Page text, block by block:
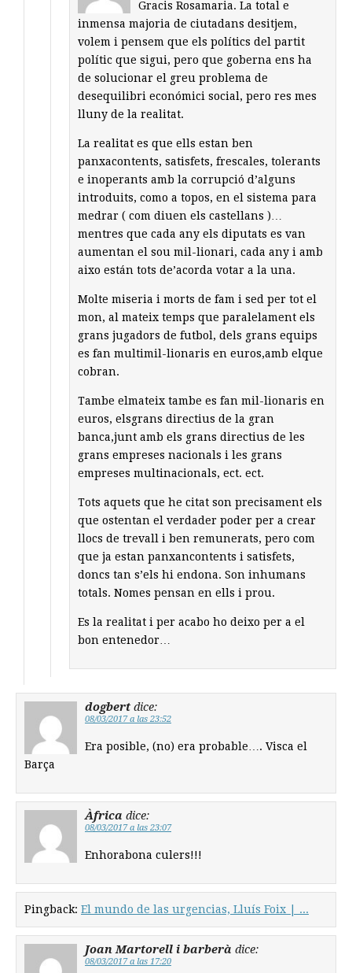
Gracis Rosamaria. La total e
inmensa majoria de ciutadans desitjem,
volem i pensem que els polítics del partit
polític que sigui, pero que goberna ens ha
de solucionar el greu problema de
desequilibri económici social, pero res mes
lluny de la realitat.
La realitat es que ells estan ben
panxacontents, satisfets, frescales, tolerants
e inoperants amb la corrupció d’alguns
introduits, como a topos, en el sistema para
medrar ( com diuen els castellans )…
mentres que cada any els diputats es van
aumentan el sou mil-lionari, cada any i amb
aixo están tots de’acorda votar a la una.
Molte miseria i morts de fam i sed per tot el
mon, al mateix temps que paralelament els
grans jugadors de futbol, dels grans equips
es fan multimil-lionaris en euros,amb elque
cobran.
Tambe elmateix tambe es fan mil-lionaris en
euros, elsgrans directius de la gran
banca,junt amb els grans directius de les
grans empreses nacionals i les grans
empreses multinacionals, ect. ect.
Tots aquets que he citat son precisament els
que ostentan el verdader poder per a crear
llocs de trevall i ben remunerats, pero com
que ja estan panxancontents i satisfets,
doncs tan s’els hi endona. Son inhumans
totals. Nomes pensan en ells i prou.
Es la realitat i per acabo ho deixo per a el
bon entenedor…
dogbert dice:
08/03/2017 a las 23:52
Era posible, (no) era probable…. Visca el
Barça
Àfrica dice:
08/03/2017 a las 23:07
Enhorabona culers!!!
Pingback: El mundo de las urgencias, Lluís Foix | ...
Joan Martorell i barberà dice:
08/03/2017 a las 17:20